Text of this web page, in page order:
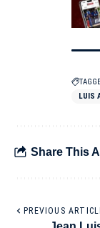
LUIS
Share This
PREVIOUS